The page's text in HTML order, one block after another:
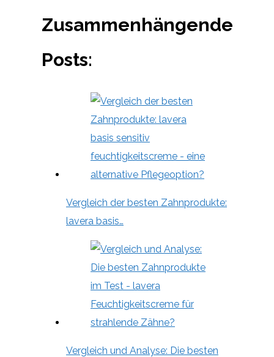
Zusammenhängende
Posts:
Vergleich der besten Zahnprodukte:
lavera basis…
Vergleich und Analyse: Die besten